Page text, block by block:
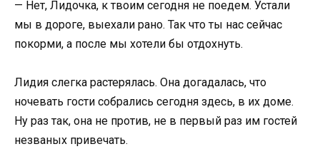
— Нет, Лидочка, к твоим сегодня не поедем. Устали
мы в дороге, выехали рано. Так что ты нас сейчас
покорми, а после мы хотели бы отдохнуть.
Лидия слегка растерялась. Она догадалась, что
ночевать гости собрались сегодня здесь, в их доме.
Ну раз так, она не против, не в первый раз им гостей
незваных привечать.